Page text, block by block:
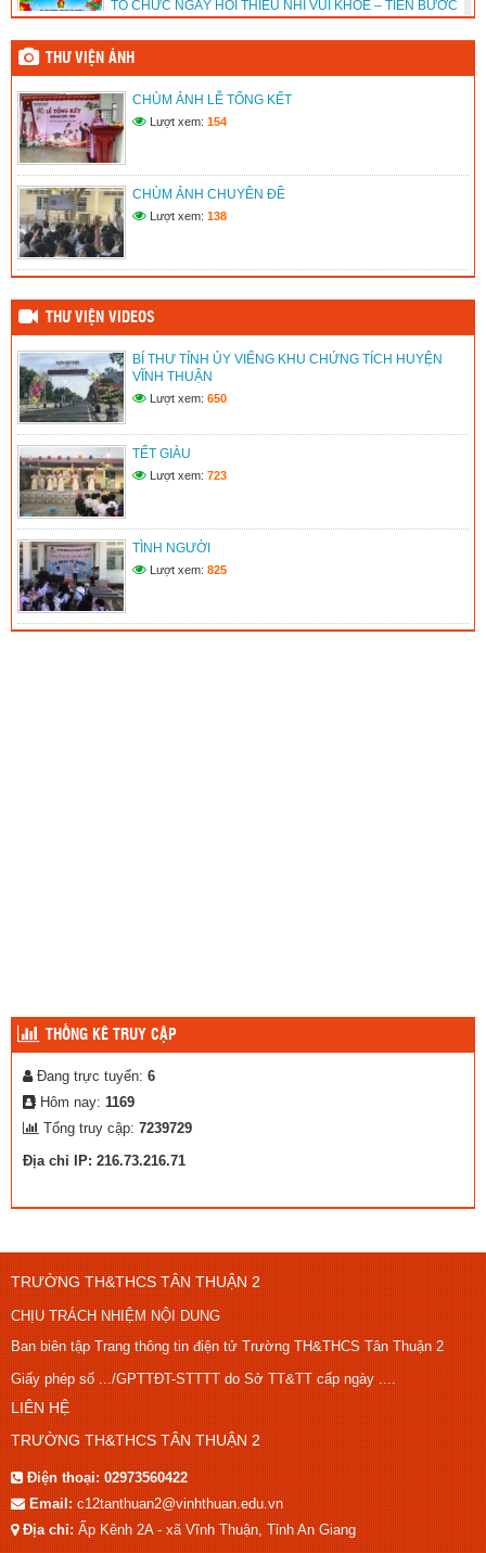
TỔ CHỨC NGÀY HỘI THIẾU NHI VUI KHỎE – TIẾN BƯỚC
LÊN ĐOÀN NĂM HỌC 2025 – 2026
KỸ NĂNG CỨU NGƯỜI TẠI TRƯỜNG TH&THCS TÂN
THUẬN 2 NĂM HỌC 2025 – 2026
(14/06/2026)
LIÊN ĐỘI TRƯỜNG TH&THCS TÂN THUẬN 2 PHÁT HUY
HIỆU QUẢ HOẠT ĐỘNG CỦA CÂU LẠC BỘ TƯ VẤN, TRỢ
GIÚP TRẺ EM NĂM HỌC 2025 – 2026
(14/06/2026)
THƯ VIỆN ẢNH
CHÙM ẢNH LỄ TỔNG KẾT
Lượt xem: 154
CHÙM ẢNH CHUYÊN ĐỀ
Lượt xem: 138
THƯ VIỆN VIDEOS
BÍ THƯ TỈNH ỦY VIẾNG KHU CHỨNG TÍCH HUYỆN
VĨNH THUẬN
Lượt xem: 650
TẾT GIÀU
Lượt xem: 723
TÌNH NGƯỜI
Lượt xem: 825
THỐNG KÊ TRUY CẬP
Đang trực tuyến: 6
Hôm nay: 1169
Tổng truy cập: 7239729
Địa chỉ IP: 216.73.216.71
TRƯỜNG TH&THCS TÂN THUẬN 2
CHỊU TRÁCH NHIỆM NỘI DUNG
Ban biên tập Trang thông tin điện tử Trường TH&THCS Tân Thuận 2
Giấy phép số .../GPTTĐT-STTTT do Sở TT&TT cấp ngày ....
LIÊN HỆ
TRƯỜNG TH&THCS TÂN THUẬN 2
Điện thoại:02973560422
Email:c12tanthuan2@vinhthuan.edu.vn
Địa chỉ:Ấp Kênh 2A - xã Vĩnh Thuận, Tỉnh An Giang